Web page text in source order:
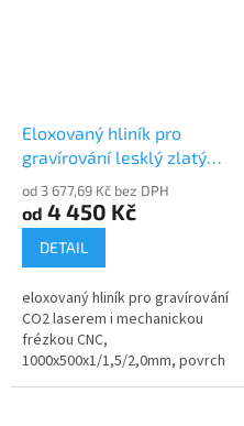
Eloxovaný hliník pro
gravírování lesklý zlatý
od 3 677,69 Kč bez DPH
od 4 450 Kč
DETAIL
eloxovaný hliník pro gravírování
CO2 laserem i mechanickou
frézkou CNC,
1000x500x1/1,5/2,0mm, povrch
lesklý zlatý